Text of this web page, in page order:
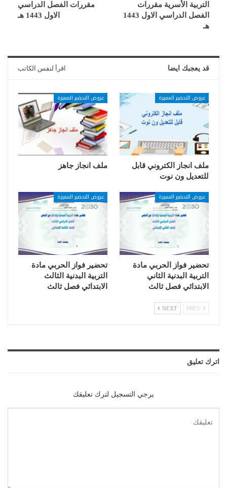
التربية الأسرية مقررات
الفصل الدراسي الاول 1443
هـ
مقررات الفصل الدراسي
الاول 1443 هـ
قد يعجبك ايضا اقرأ لنفس الكاتب
عروض التحضير المميزة
ملف انجاز الكتروني قابل
للتعديل ون نوت
عروض التحضير المميزة
ملف انجاز جاهز
عروض التحضير المميزة
تحضير فواز الحربي مادة
التربية البدنية الثاني
الابتدائي فصل ثالث
عروض التحضير المميزة
تحضير فواز الحربي مادة
التربية البدنية الثالث
الابتدائي فصل ثالث
NEXT
اترك تعليق
يرجي التسجيل لترك تعليقك